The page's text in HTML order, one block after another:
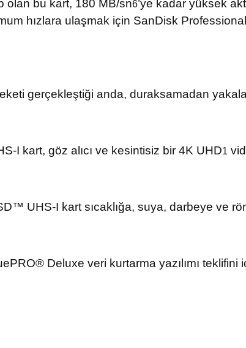
olan bu kart, 180 MB/sn6’ye kadar yüksek
hızlara ulaşmak için SanDisk
gerçekleştiği anda, duraksamadan
I kart, göz alıcı ve kesintisiz bir 4K UHD1
UHS-I kart sıcaklığa, suya, darbeye ve
Deluxe veri kurtarma yazılımı teklifini